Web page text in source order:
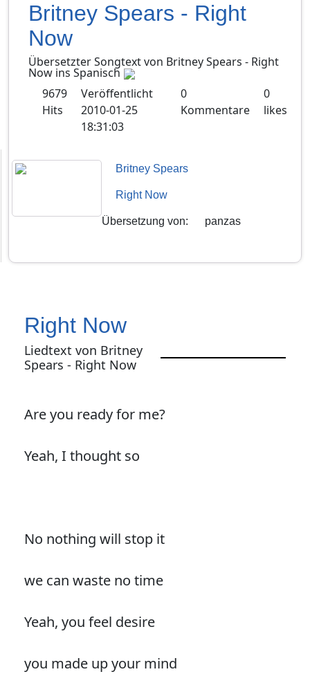
Britney Spears - Right
Now
Übersetzter Songtext von Britney Spears - Right
Now ins Spanisch
9679
Hits
Veröffentlicht
2010-01-25
18:31:03
0
Kommentare
0
likes
Britney Spears
Right Now
Übersetzung von: panzas
Right Now
Liedtext von Britney
Spears - Right Now
Are you ready for me?
Yeah, I thought so
No nothing will stop it
we can waste no time
Yeah, you feel desire
you made up your mind